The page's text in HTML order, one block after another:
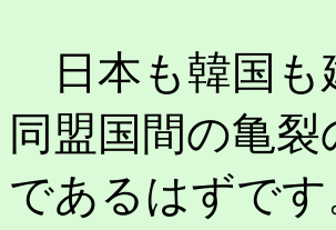
日本も韓国も
同盟国間の亀
であるはずで